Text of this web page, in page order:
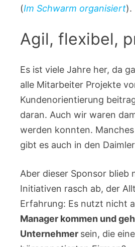
(Im Schwarm organisiert).
Agil, flexibel,
Es ist viele Jahre her, da
alle Mitarbeiter Projekte
Kundenorientierung
daran. Auch wir waren
werden konnten.
gibt es auch in den
Aber dieser Sponsor blieb
Initiativen rasch ab, der
Erfahrung: Es nutzt nicht
Manager kommen und
Unternehmer sein, die